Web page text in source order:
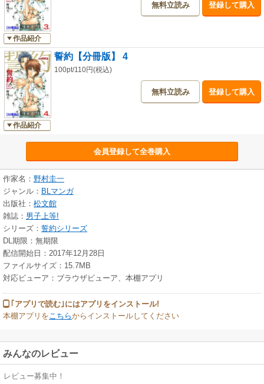
作品紹介
無料立読み 登録して購入
作品紹介
誓約【分冊版】 4
100pt/110円(税込)
無料立読み 登録して購入
会員登録して全巻購入
作家名： 野村圭一
ジャンル： BLマンガ
出版社： 松文館
雑誌： 男子上等!
シリーズ： 誓約シリーズ
DL期限：無期限
配信開始日：2017年12月28日
ファイルサイズ：15.7MB
対応ビューア：ブラウザビューア、本棚アプリ
｢アプリで読む｣にはアプリをインストール!
本棚アプリをこちらからインストールしてください
みんなのレビュー
レビュー募集中！